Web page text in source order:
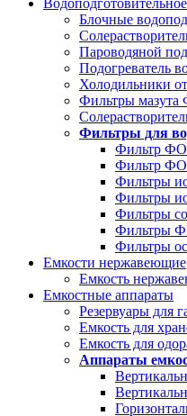
Блочные
Пароводяной
Подогреватель
Холодильники
Фильтры
Фильтры для
Фильтр
Фильтр
Фильтры
Фильтры
Фильтры
Фильтры
Фильтры
Емкости нержавеющие
Емкость
Емкостные аппараты
Резервуары для
Емкость для
Емкость для
Аппараты